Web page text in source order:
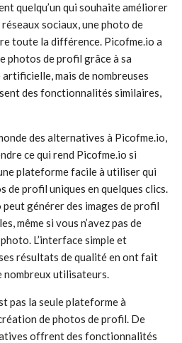
quelqu’un qui souhaite améliorer
sociaux, une photo de
toute la différence. Picofme.io a
photos de profil grâce à sa
mais de nombreuses
des fonctionnalités similaires,
des alternatives à Picofme.io,
ce qui rend Picofme.io si
plateforme facile à utiliser qui
de profil uniques en quelques clics.
générer des images de profil
même si vous n’avez pas de
L’interface simple et
résultats de qualité en ont fait
nombreux utilisateurs.
pas la seule plateforme à
de photos de profil. De
offrent des fonctionnalités